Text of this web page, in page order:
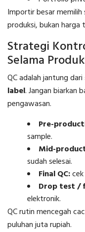
Importir besar memilih
produksi, bukan harga
Strategi
Selama
QC adalah jantung dari
label. Jangan biarkan
pengawasan.
Pre-
sample.
Mid-
sudah selesai.
Final QC:
Drop test /
elektronik.
QC rutin mencegah
puluhan juta rupiah.